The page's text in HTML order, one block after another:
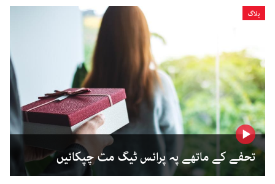
بلاگ
تحفے کے ماتھے پہ پرائس ٹیگ مت چپکائیں